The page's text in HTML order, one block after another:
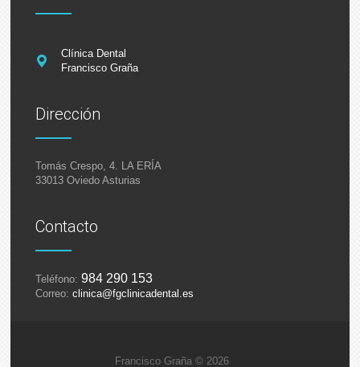
Clínica Dental
Francisco Graña
Dirección
Tomás Crespo, 4. LA ERÍA
33013 Oviedo Asturias
Contacto
Teléfono: 984 290 153
Correo: clinica@fgclinicadental.es
Francisco Graña © 2026